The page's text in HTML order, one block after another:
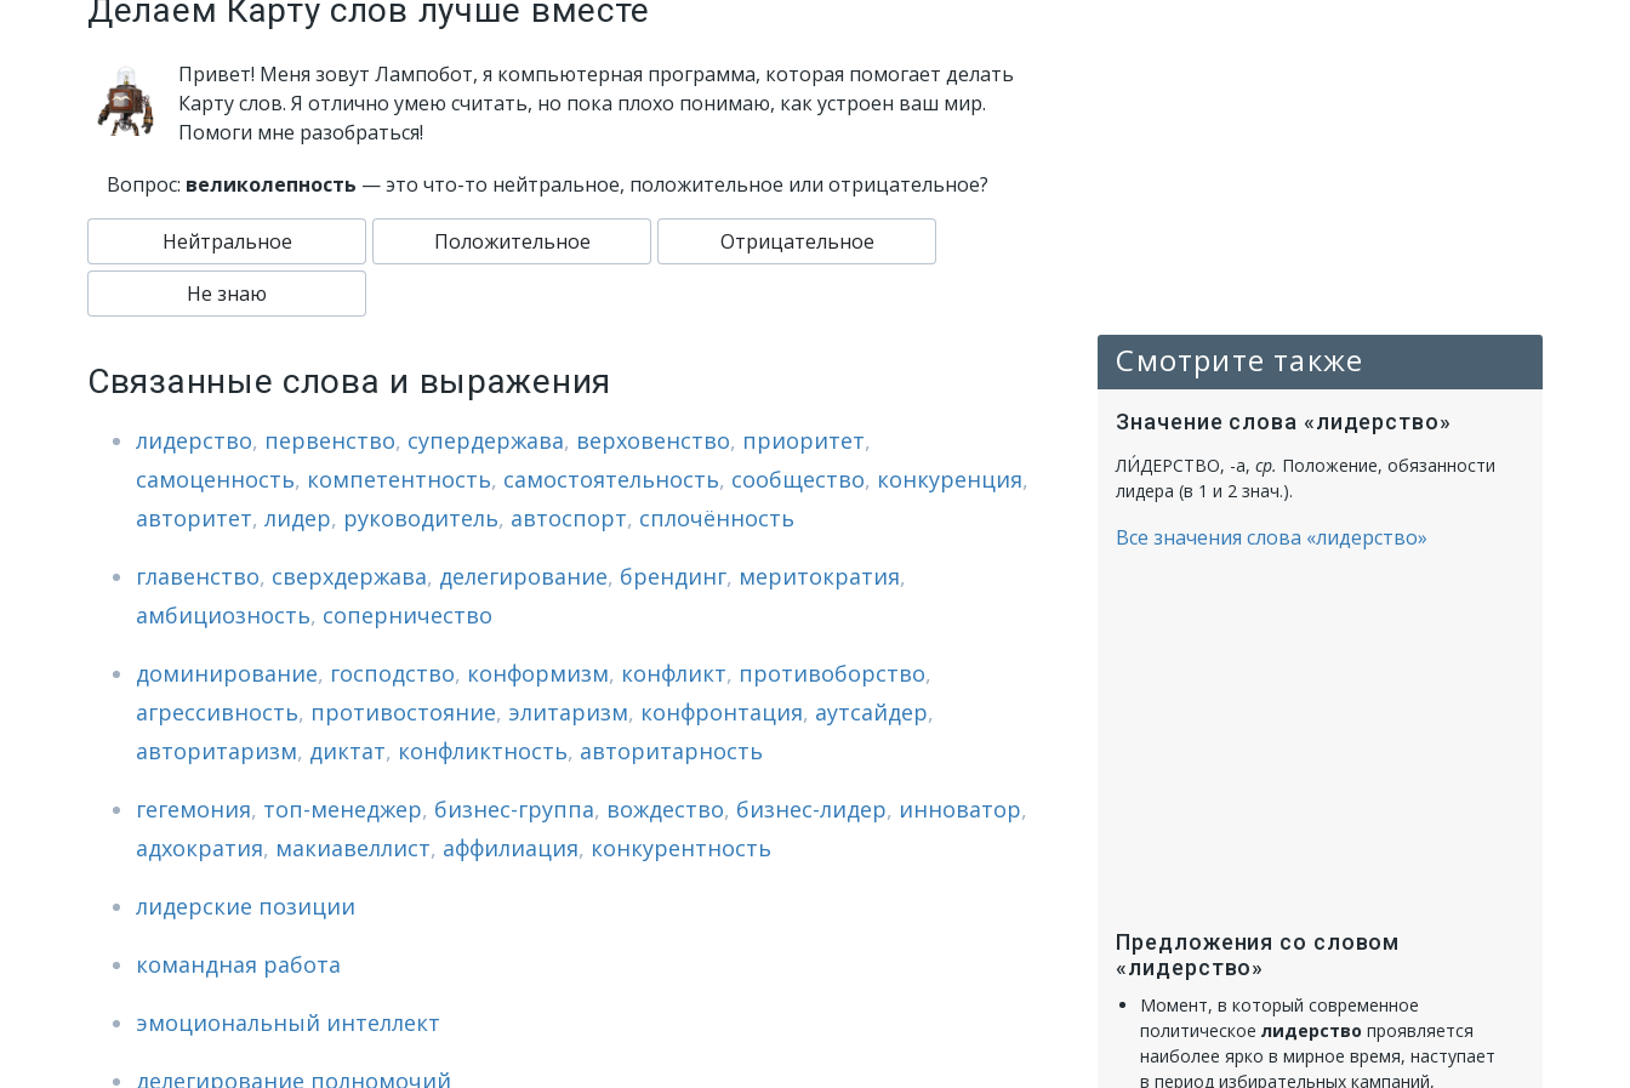
Делаем Карту слов лучше вместе
Привет! Меня зовут Лампобот, я компьютерная программа, которая помогает делать
Карту слов. Я отлично умею считать, но пока плохо понимаю, как устроен ваш мир.
Помоги мне разобраться!
Вопрос: великолепность — это что-то нейтральное, положительное или отрицательное?
Нейтральное Положительное
Отрицательное
Не знаю
Связанные слова и выражения
лидерство, первенство, супердержава, верховенство, приоритет,
самоценность, компетентность, самостоятельность, сообщество, конкуренция,
авторитет, лидер, руководитель, автоспорт, сплочённость
главенство, сверхдержава, делегирование, брендинг, меритократия,
амбициозность, соперничество
доминирование, господство, конформизм, конфликт, противоборство,
агрессивность, противостояние, элитаризм, конфронтация, аутсайдер,
авторитаризм, диктат, конфликтность, авторитарность
гегемония, топ-менеджер, бизнес-группа, вождество, бизнес-лидер, инноватор,
адхократия, макиавеллист, аффилиация, конкурентность
лидерские позиции
командная работа
эмоциональный интеллект
делегирование полномочий
Смотрите также
Значение слова «лидерство»
ЛИ́ДЕРСТВО, -а,ср. Положение, обязанности
лидера (в 1 и 2 знач.).
Все значения слова «лидерство»
Предложения со словом
«лидерство»
Момент, в который современное
политическоелидерство проявляется
наиболее ярко в мирное время, наступает
в период избирательных кампаний,